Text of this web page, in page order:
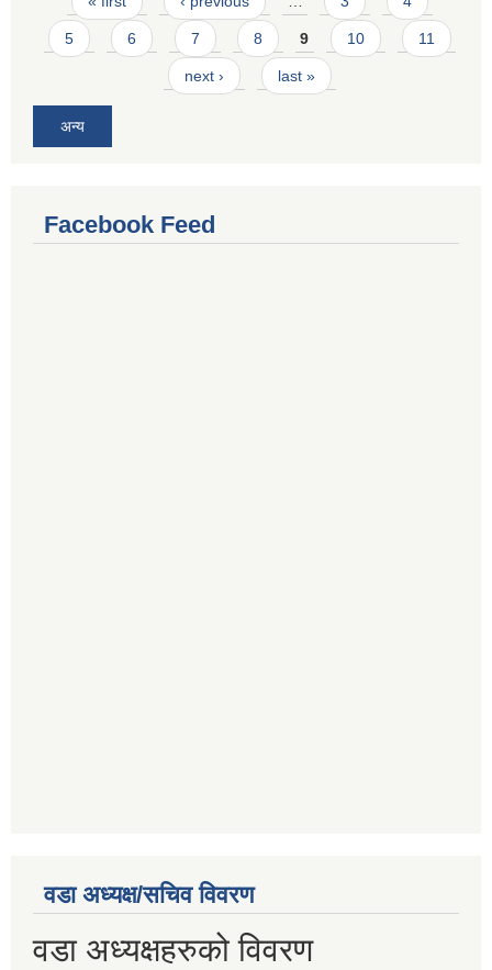
5 6 7 8 9 10 11
next › last »
अन्य
Facebook Feed
वडा अध्यक्ष/सचिव विवरण
वडा अध्यक्षहरुको विवरण